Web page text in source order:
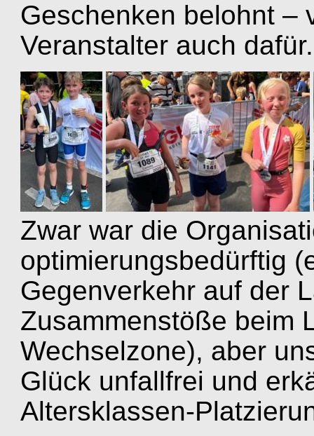
Geschenken belohnt –
Veranstalter auch dafür.
Zwar war die
optimierungsbedürftig
Gegenverkehr auf der
Zusammenstöße beim
Wechselzone), aber
Glück unfallfrei und
Altersklassen-